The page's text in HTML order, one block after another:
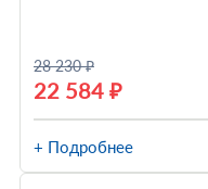
28 230 ₽
22 584 ₽
+ Подробнее